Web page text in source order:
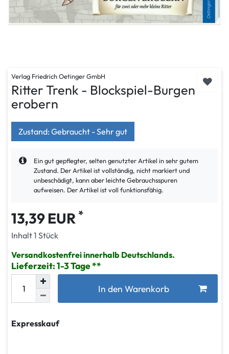
Verlag Friedrich Oetinger GmbH
Ritter Trenk - Blockspiel-Burgen
erobern
Zustand: Gebraucht - Sehr gut
Ein gut gepflegter, selten genutzter Artikel in sehr gutem
Zustand. Der Artikel ist vollständig, nicht markiert und
unbeschädigt, kann aber leichte Gebrauchsspuren
aufweisen. Der Artikel ist voll funktionsfähig.
13,39 EUR *
Inhalt1 Stück
Versandkostenfrei innerhalb Deutschlands.
Lieferzeit: 1-3 Tage
In den Warenkorb
Expresskauf